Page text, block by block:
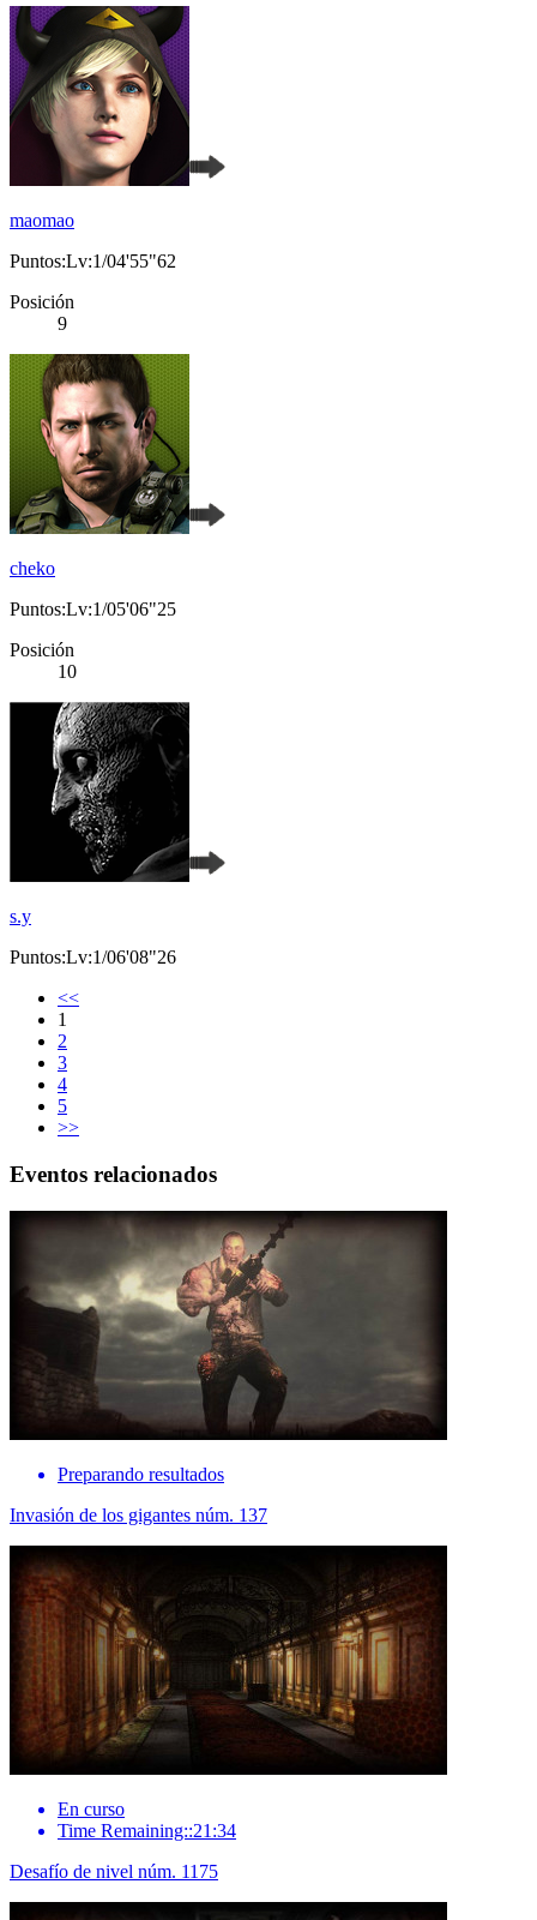
maomao
Puntos:Lv:1/04'55"62
Posición
9
cheko
Puntos:Lv:1/05'06"25
Posición
10
s.y
Puntos:Lv:1/06'08"26
<<
1
2
3
4
5
>>
Eventos relacionados
Preparando resultados
Invasión de los gigantes núm. 137
En curso
Time Remaining::21:34
Desafío de nivel núm. 1175